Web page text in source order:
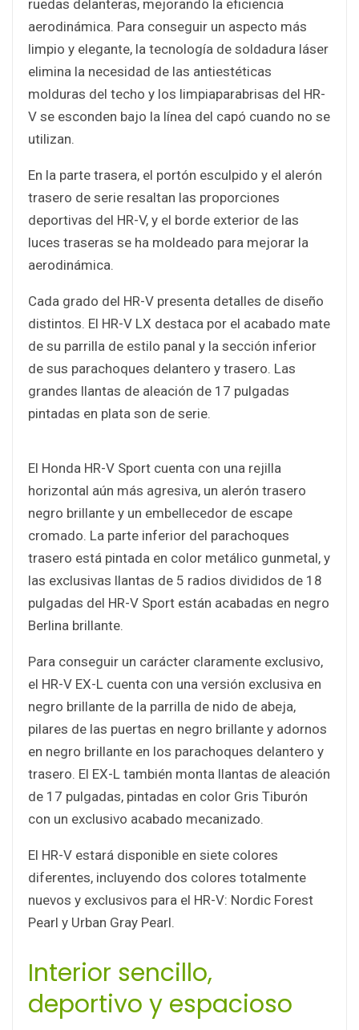
ruedas delanteras, mejorando la eficiencia
aerodinámica. Para conseguir un aspecto más
limpio y elegante, la tecnología de soldadura láser
elimina la necesidad de las antiestéticas
molduras del techo y los limpiaparabrisas del HR-
V se esconden bajo la línea del capó cuando no se
utilizan.
En la parte trasera, el portón esculpido y el alerón
trasero de serie resaltan las proporciones
deportivas del HR-V, y el borde exterior de las
luces traseras se ha moldeado para mejorar la
aerodinámica.
Cada grado del HR-V presenta detalles de diseño
distintos. El HR-V LX destaca por el acabado mate
de su parrilla de estilo panal y la sección inferior
de sus parachoques delantero y trasero. Las
grandes llantas de aleación de 17 pulgadas
pintadas en plata son de serie.
El Honda HR-V Sport cuenta con una rejilla
horizontal aún más agresiva, un alerón trasero
negro brillante y un embellecedor de escape
cromado. La parte inferior del parachoques
trasero está pintada en color metálico gunmetal, y
las exclusivas llantas de 5 radios divididos de 18
pulgadas del HR-V Sport están acabadas en negro
Berlina brillante.
Para conseguir un carácter claramente exclusivo,
el HR-V EX-L cuenta con una versión exclusiva en
negro brillante de la parrilla de nido de abeja,
pilares de las puertas en negro brillante y adornos
en negro brillante en los parachoques delantero y
trasero. El EX-L también monta llantas de aleación
de 17 pulgadas, pintadas en color Gris Tiburón
con un exclusivo acabado mecanizado.
El HR-V estará disponible en siete colores
diferentes, incluyendo dos colores totalmente
nuevos y exclusivos para el HR-V: Nordic Forest
Pearl y Urban Gray Pearl.
Interior sencillo,
deportivo y espacioso